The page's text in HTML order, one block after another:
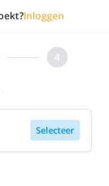
Inloggen
Selecteer